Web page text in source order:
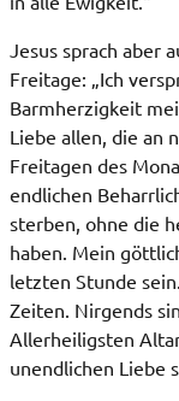
Jesus sprach aber
Freitage: „Ich
Barmherzigkeit
Liebe allen, die an
Freitagen des
endlichen
sterben, ohne die
haben. Mein
letzten Stunde
Zeiten. Nirgends
Allerheiligsten
unendlichen Liebe